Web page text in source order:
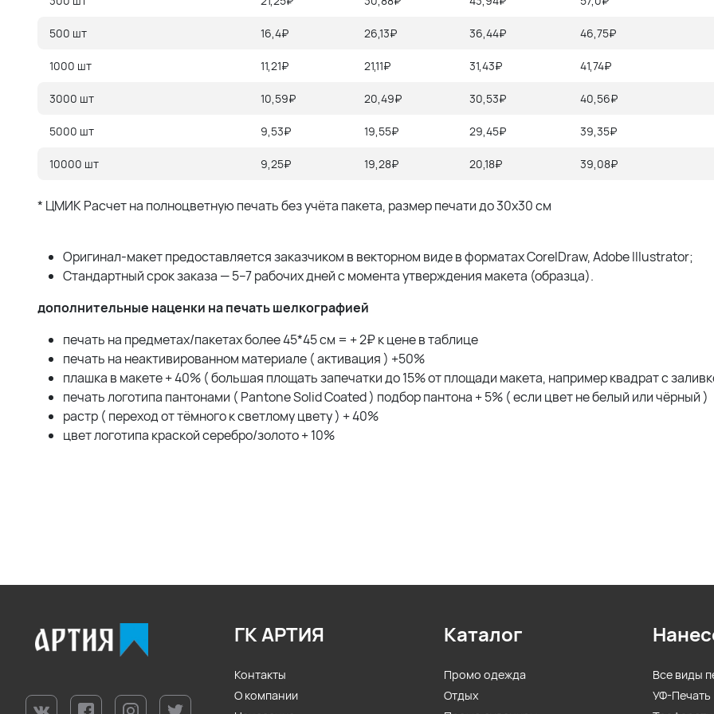
500 шт 16,4₽ 26,13₽ 36,44₽ 46,75₽
1000 шт 11,21₽ 21,11₽ 31,43₽ 41,74₽
3000 шт 10,59₽ 20,49₽ 30,53₽ 40,56₽
5000 шт 9,53₽ 19,55₽ 29,45₽ 39,35₽
10000 шт 9,25₽ 19,28₽ 20,18₽ 39,08₽
* ЦМИК Расчет на полноцветную печать без учёта пакета, размер печати до 30х30 см
Оригинал-макет предоставляется заказчиком в векторном виде в форматах CorelDraw, Adobe Illustrator;
Стандартный срок заказа — 5–7 рабочих дней с момента утверждения макета (образца).
дополнительные наценки на печать шелкографией
печать на предметах/пакетах более 45*45 см = + 2₽ к цене в таблице
печать на неактивированном материале ( активация ) +50%
плашка в макете + 40% ( большая площать запечатки до 15% от площади макета, например квадрат с
печать логотипа пантонами ( Pantone Solid Coated ) подбор пантона + 5% ( если цвет не белый или чёрный )
растр ( переход от тёмного к светлому цвету ) + 40%
цвет логотипа краской серебро/золото + 10%
ГК АРТИЯ
Контакты
О компании
Каталог
Промо одежда
Отдых
Все виды
УФ-Печать